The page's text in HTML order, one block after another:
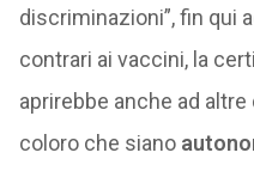
discriminazioni”, fin qui
contrari ai vaccini, la
aprirebbe anche ad
coloro che siano